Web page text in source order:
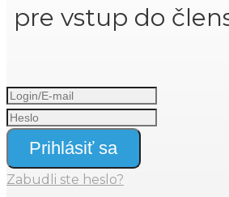
pre vstup do
Prihlásiť sa
Zabudli ste heslo?